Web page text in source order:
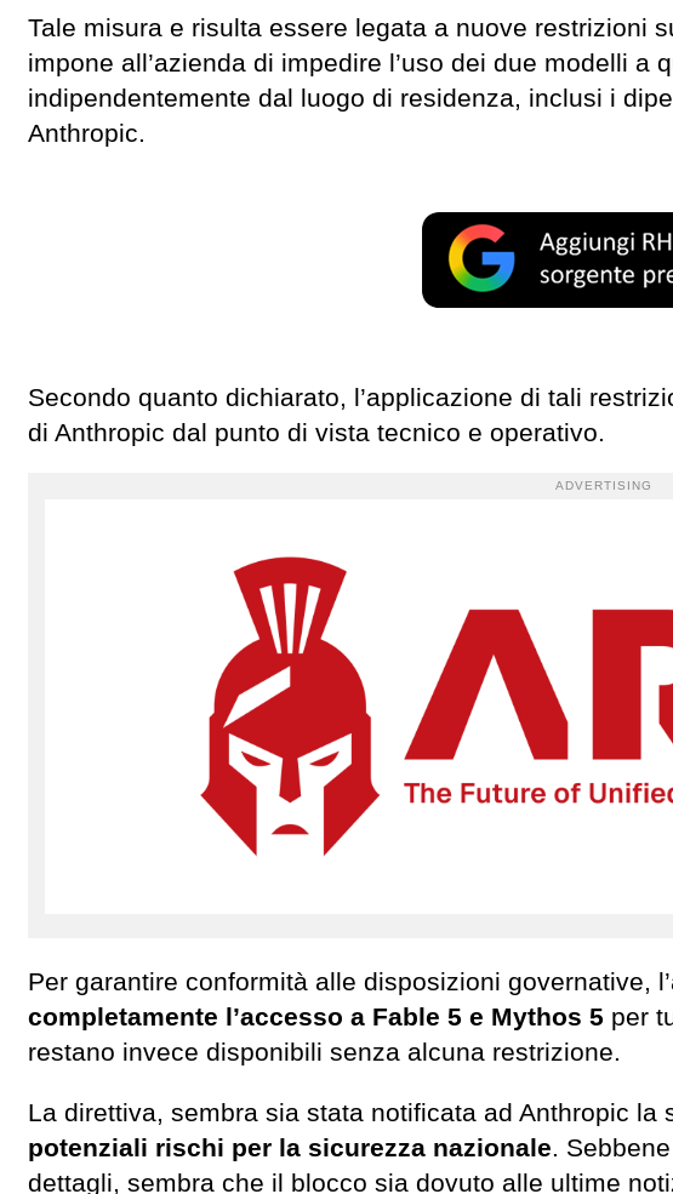
Tale misura e risulta essere legata a nuove restrizioni
impone all’azienda di impedire l’uso dei due modelli a
indipendentemente dal luogo di residenza, inclusi i
Anthropic.
Secondo quanto dichiarato, l’applicazione di tali
di Anthropic dal punto di vista tecnico e operativo.
ADVERTISING
Per garantire conformità alle disposizioni governative,
completamente l’accesso a Fable 5 e Mythos 5 per
restano invece disponibili senza alcuna restrizione.
La direttiva, sembra sia stata notificata ad Anthropic la
potenziali rischi per la sicurezza nazionale.
dettagli, sembra che il blocco sia dovuto alle ultime